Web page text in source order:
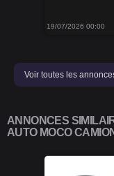
19/07/2026 00:00
Voir toutes les
ANNONCES
AUTO MOCO